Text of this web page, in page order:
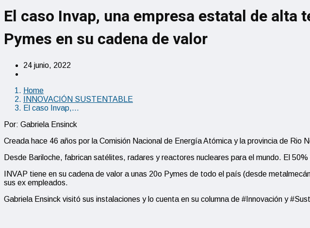
El caso Invap, una empresa estatal de
Pymes en su cadena de valor
24 junio, 2022
Home
INNOVACIÓN SUSTENTABLE
El caso Invap,…
Por: Gabriela Ensinck
Creada hace 46 años por la Comisión Nacional de Energía Atómica y la provincia de
Desde Bariloche, fabrican satélites, radares y reactores nucleares para el mundo. El
INVAP tiene en su cadena de valor a unas 20o Pymes de todo el país (desde
sus ex empleados.
Gabriela Ensinck visitó sus instalaciones y lo cuenta en su columna de #Innovación y